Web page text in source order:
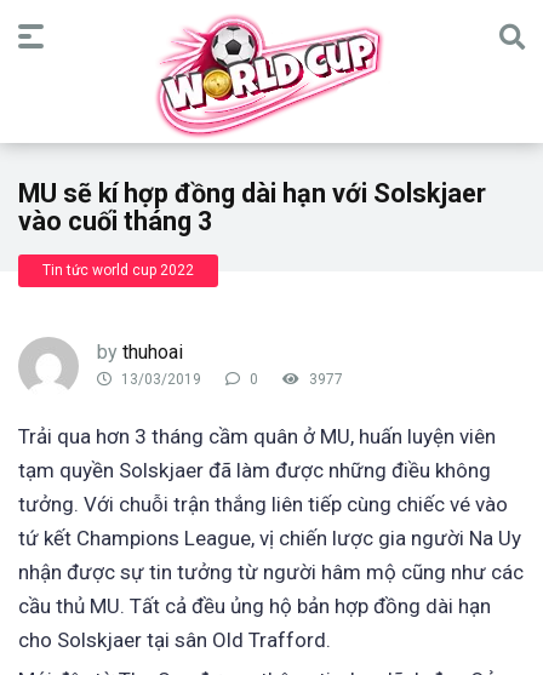
MU sẽ kí hợp đồng dài hạn với Solskjaer
vào cuối tháng 3
Tin tức world cup 2022
by thuhoai
13/03/2019 0 3977
Trải qua hơn 3 tháng cầm quân ở MU, huấn luyện viên
tạm quyền Solskjaer đã làm được những điều không
tưởng. Với chuỗi trận thắng liên tiếp cùng chiếc vé vào
tứ kết Champions League, vị chiến lược gia người Na Uy
nhận được sự tin tưởng từ người hâm mộ cũng như các
cầu thủ MU. Tất cả đều ủng hộ bản hợp đồng dài hạn
cho Solskjaer tại sân Old Trafford.